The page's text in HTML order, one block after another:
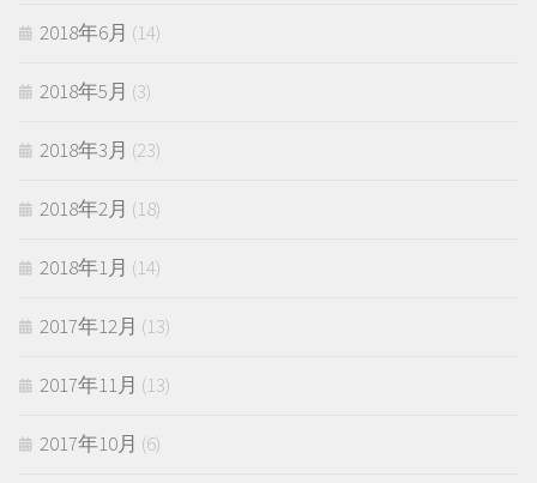
2018年6月 (14)
2018年5月 (3)
2018年3月 (23)
2018年2月 (18)
2018年1月 (14)
2017年12月 (13)
2017年11月 (13)
2017年10月 (6)